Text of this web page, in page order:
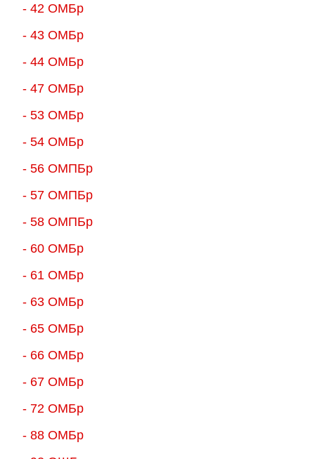
- 42 ОМБр
- 43 ОМБр
- 44 ОМБр
- 47 ОМБр
- 53 ОМБр
- 54 ОМБр
- 56 ОМПБр
- 57 ОМПБр
- 58 ОМПБр
- 60 ОМБр
- 61 ОМБр
- 63 ОМБр
- 65 ОМБр
- 66 ОМБр
- 67 ОМБр
- 72 ОМБр
- 88 ОМБр